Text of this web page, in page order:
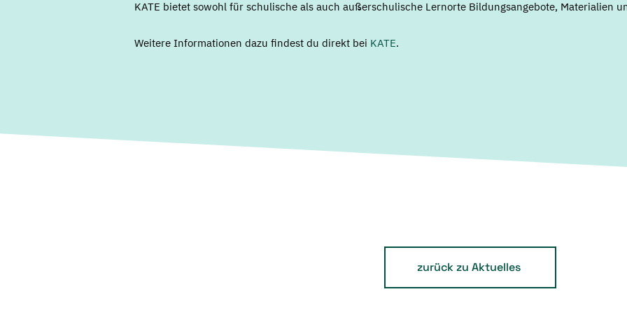
KATE bietet sowohl für schulische als auch außerschulische Lernorte Bildungsangebote, Materialien
Weitere Informationen dazu findest du direkt bei KATE.
zurück zu Aktuelles